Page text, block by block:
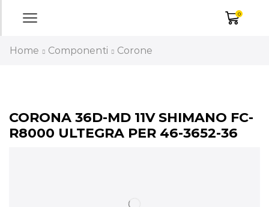
0
Home Componenti Corone
CORONA 36D-MD 11V SHIMANO FC-
R8000 ULTEGRA PER 46-3652-36